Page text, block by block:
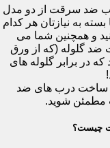
ضد سرقت از دو مدل
به نیازتان هر کدام
و همچنین شما می
گلوله (که از ورق
در برابر گلوله های
ساخت درب های ضد
مطمئن شوید.
چیست؟